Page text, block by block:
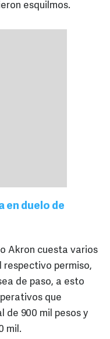
esquilmos.
en duelo de
Akron cuesta varios
respectivo permiso,
de paso, a esto
que
900 mil pesos y
mil.